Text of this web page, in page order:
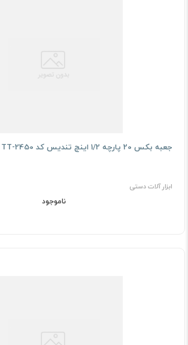
جعبه بکس 20 پارچه 1/2 اینچ تندیس کد TT-2450
ابزار آلات دستی
ناموجود